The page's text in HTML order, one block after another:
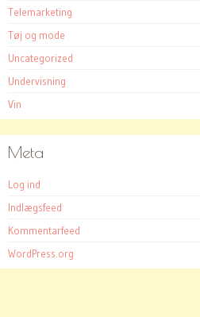
Telemarketing
Tøj og mode
Uncategorized
Undervisning
Vin
Meta
Log ind
Indlægsfeed
Kommentarfeed
WordPress.org